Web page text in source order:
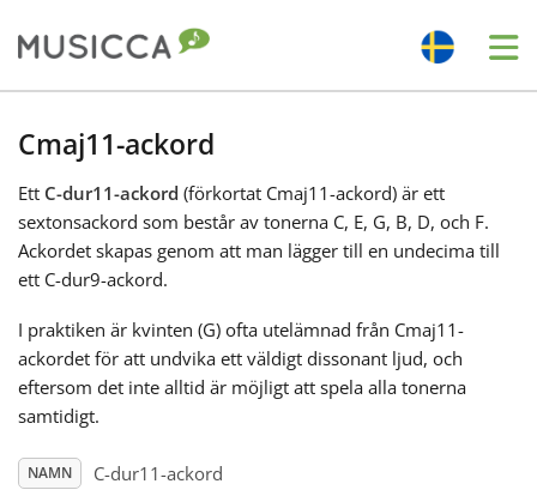
Български
Dansk
Deutsch
English
Cmaj11-ackord
Ett C-dur11-ackord (förkortat Cmaj11-ackord) är ett
sextonsackord som består av tonerna C, E, G, B, D, och F.
Ackordet skapas genom att man lägger till en undecima till
ett C-dur9-ackord.
I praktiken är kvinten (G) ofta utelämnad från Cmaj11-
ackordet för att undvika ett väldigt dissonant ljud, och
eftersom det inte alltid är möjligt att spela alla tonerna
samtidigt.
NAMN C-dur11-ackord